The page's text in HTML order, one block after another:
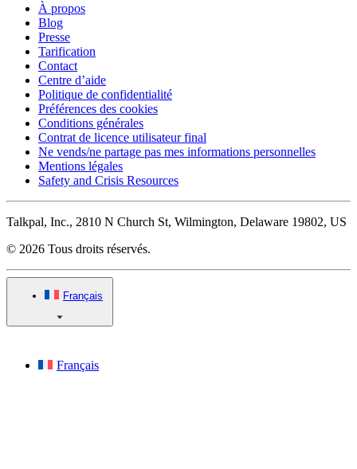
À propos
Blog
Presse
Tarification
Contact
Centre d’aide
Politique de confidentialité
Préférences des cookies
Conditions générales
Contrat de licence utilisateur final
Ne vends/ne partage pas mes informations personnelles
Mentions légales
Safety and Crisis Resources
Talkpal, Inc., 2810 N Church St, Wilmington, Delaware 19802, US
© 2026 Tous droits réservés.
Français
Français